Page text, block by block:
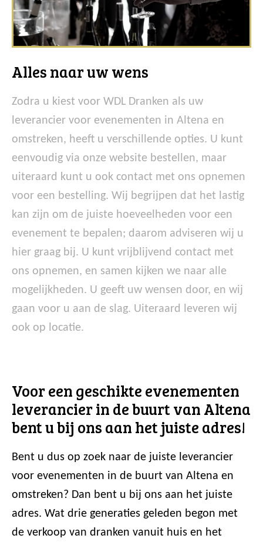
Alles naar uw wens
Zodra u kiest voor WDL Dranken als uw
leverancier voor evenementen in Altena en
omstreken, heeft u verschillende opties. U kunt
eenvoudig via onze website bestellen, maar
uiteraard kunt u ook contact met ons opnemen
voor een bestelling. Wij begrijpen dat het lastig
kan zijn om de juiste hoeveelheden voor een
evenement te bepalen; daarom adviseren wij u
hier graag bij. U kunt vrijblijvend contact met
ons opnemen, en samen kijken we naar alle
mogelijkheden. U geeft uw wensen door, en wij
gaan voor u aan de slag. Uiteraard leveren wij
ook op locatie.
Voor een geschikte evenementen
leverancier in de buurt van Altena
bent u bij ons aan het juiste adres!
Bent u dus op zoek naar de juiste leverancier
voor evenementen in de buurt van Altena en
omstreken? Dan bent u bij ons aan het juiste
adres. Wat drie generaties geleden begon met
de verkoop van dranken vanuit huis en het